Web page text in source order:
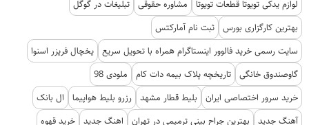
لوازم یدکی تویوتا قطعات تویوتا
مشاوره حقوقی تبلیغات در گوگل
بهترین کارگزاری بورس ثبت نام آمارکتس
سایت رسمی خرید فالوور اینستاگرام همراه با تحویل سریع یخچال فریزر اسنوا
گاوصندوق خانگی تاریخچه پلاک بیمه دات کام
ملودی 98
خرید سرور اختصاصی ایران
بلیط قطار مشهد رزرو بلیط هواپیما
ال بانک
آهنگ جدید
بهترین جراح بینی ترمیمی در تهران اهنگ جدید خرید قهوه